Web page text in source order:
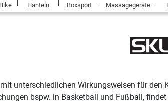
Hanteln Boxsport Massagegeräte
unterschiedlichen Wirkungsweisen für den
bspw. in Basketball und Fußball,